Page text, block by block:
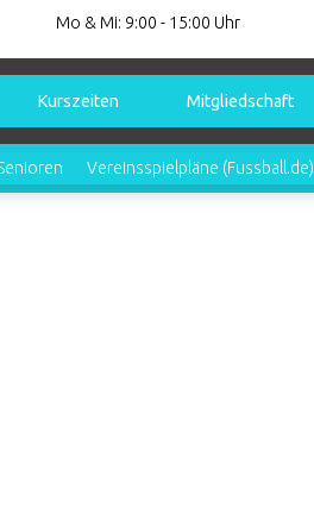
Mo & Mi: 9:00 - 15:00 Uhr
Kurszeiten Mitgliedschaft
Vereinsspielpläne (Fussball.de)